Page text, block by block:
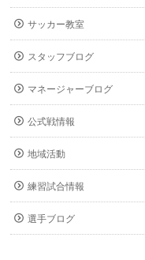
サッカー教室
スタッフブログ
マネージャーブログ
公式戦情報
地域活動
練習試合情報
選手ブログ